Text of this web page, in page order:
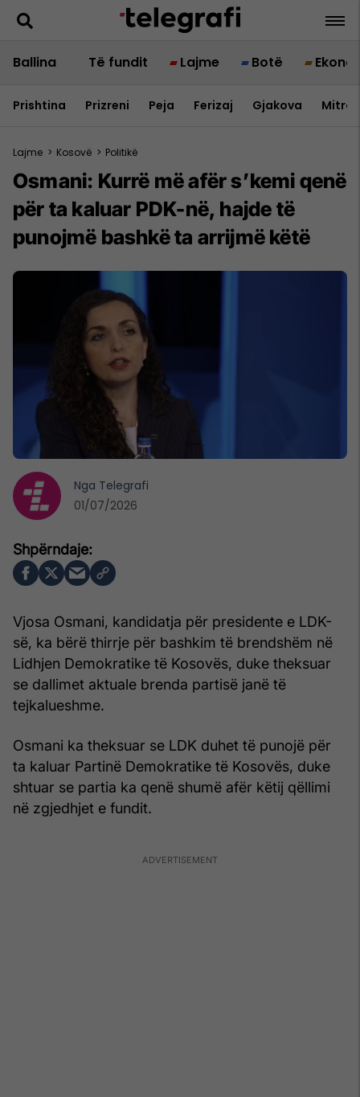
Ballina Të fundit Lajme Botë
Prishtina Prizreni Peja Ferizaj Gjakova
Lajme > Kosovë > Politikë
Osmani: Kurrë më afër s’kemi qenë
për ta kaluar PDK-në, hajde të
punojmë bashkë ta arrijmë këtë
Vjosa Osmani, kandidatja për presidente e LDK-
së, ka bërë thirrje për bashkim të brendshëm në
Lidhjen Demokratike të Kosovës, duke theksuar
se dallimet aktuale brenda partisë janë të
tejkalueshme.
Osmani ka theksuar se LDK duhet të punojë për
ta kaluar Partinë Demokratike të Kosovës, duke
shtuar se partia ka qenë shumë afër këtij qëllimi
në zgjedhjet e fundit.
Nga Telegrafi
01/07/2026